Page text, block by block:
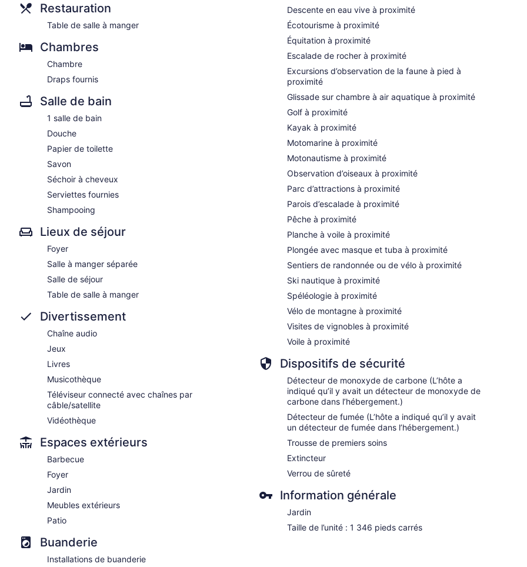
Restauration
Table de salle à manger
Chambres
Chambre
Draps fournis
Salle de bain
1 salle de bain
Douche
Papier de toilette
Savon
Séchoir à cheveux
Serviettes fournies
Shampooing
Lieux de séjour
Foyer
Salle à manger séparée
Salle de séjour
Table de salle à manger
Divertissement
Chaîne audio
Jeux
Livres
Musicothèque
Téléviseur connecté avec chaînes par
câble/satellite
Vidéothèque
Espaces extérieurs
Barbecue
Foyer
Jardin
Meubles extérieurs
Patio
Buanderie
Installations de buanderie
Descente en eau vive à proximité
Écotourisme à proximité
Équitation à proximité
Escalade de rocher à proximité
Excursions d’observation de la faune à pied à
proximité
Glissade sur chambre à air aquatique à proximité
Golf à proximité
Kayak à proximité
Motomarine à proximité
Motonautisme à proximité
Observation d’oiseaux à proximité
Parc d’attractions à proximité
Parois d’escalade à proximité
Pêche à proximité
Planche à voile à proximité
Plongée avec masque et tuba à proximité
Sentiers de randonnée ou de vélo à proximité
Ski nautique à proximité
Spéléologie à proximité
Vélo de montagne à proximité
Visites de vignobles à proximité
Voile à proximité
Dispositifs de sécurité
Détecteur de monoxyde de carbone (L’hôte a
indiqué qu’il y avait un détecteur de monoxyde de
carbone dans l’hébergement.)
Détecteur de fumée (L’hôte a indiqué qu’il y avait
un détecteur de fumée dans l’hébergement.)
Trousse de premiers soins
Extincteur
Verrou de sûreté
Information générale
Jardin
Taille de l’unité : 1 346 pieds carrés